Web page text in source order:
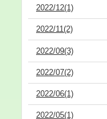
2022/12(1)
2022/11(2)
2022/09(3)
2022/07(2)
2022/06(1)
2022/05(1)